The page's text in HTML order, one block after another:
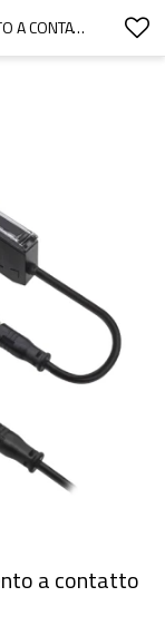
DK-GFJ-KB | SENSORE DI SPOSTAMENTO A CONTATTO | DADISICK
a contatto